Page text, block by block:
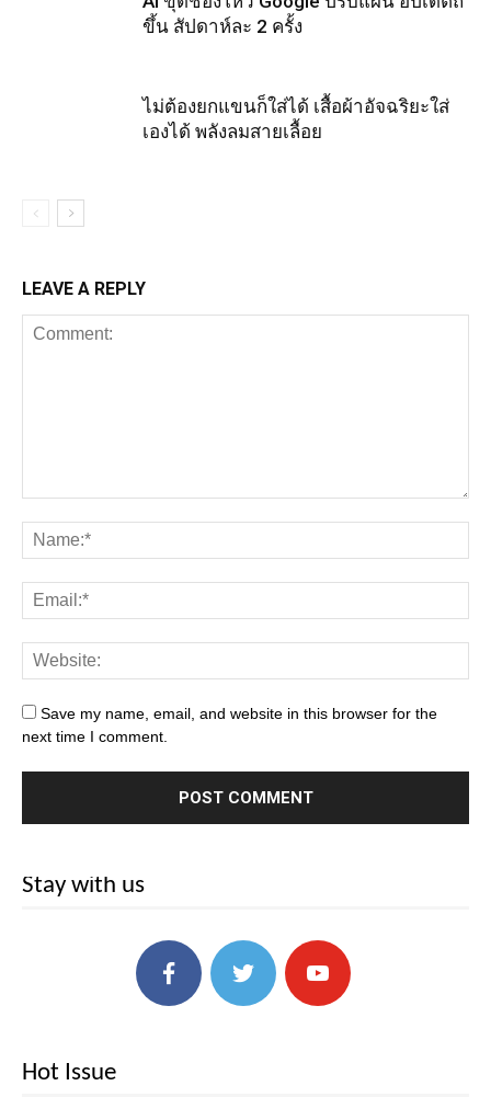
ขึ้น สัปดาห์ละ 2 ครั้ง
ไม่ต้องยกแขนก็ใส่ได้ เสื้อผ้าอัจฉริยะใส่
เองได้ พลังลมสายเลื้อย
LEAVE A REPLY
Save my name, email, and website in this browser for the
next time I comment.
Stay with us
Hot Issue